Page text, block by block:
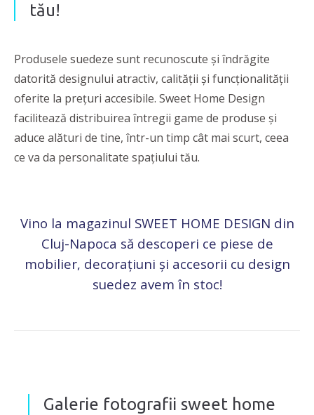
tău!
Produsele suedeze sunt recunoscute și îndrăgite
datorită designului atractiv, calității și funcționalității
oferite la prețuri accesibile. Sweet Home Design
facilitează distribuirea întregii game de produse și
aduce alături de tine, într-un timp cât mai scurt, ceea
ce va da personalitate spațiului tău.
Vino la magazinul SWEET HOME DESIGN din
Cluj-Napoca să descoperi ce piese de
mobilier, decorațiuni și accesorii cu design
suedez avem în stoc!
Galerie fotografii sweet home